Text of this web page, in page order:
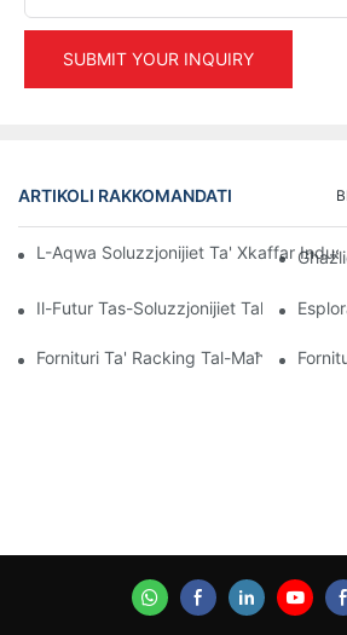
SUBMIT YOUR INQUIRY
ARTIKOLI RAKKOMANDATI
L-Aqwa Soluzzjonijiet Ta' Xkaffar
Il-Futur Tas-Soluzzjonijiet Tal-Pallet
Fornituri Ta' Racking Tal-Maħżen: